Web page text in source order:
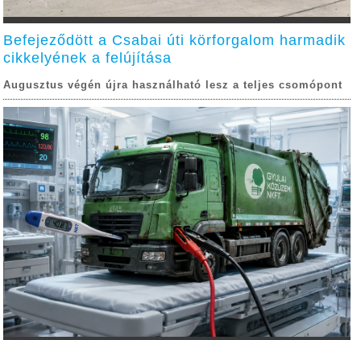
Befejeződött a Csabai úti körforgalom harmadik
cikkelyének a felújítása
Augusztus végén újra használható lesz a teljes csomópont